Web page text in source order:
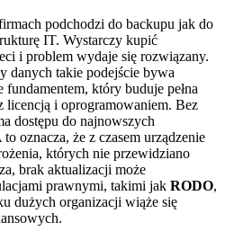
podchodzi do backupu jak do
IT. Wystarczy kupić
i problem wydaje się rozwiązany.
danych takie podejście bywa
fundamentem, który buduje pełna
licencją i oprogramowaniem. Bez
dostępu do najnowszych
oznacza, że z czasem urządzenie
których nie przewidziano
brak aktualizacji może
prawnymi, takimi jak RODO,
dużych organizacji wiąże się